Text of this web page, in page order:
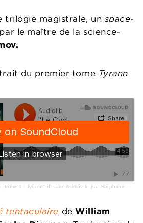
trilogie magistrale, un space-
le maître de la science-
du premier tome Tyrann
1 : Tyrann" d'Isaac Asimov lu par Stéphane Ronchewski
tentaculaire deWilliam